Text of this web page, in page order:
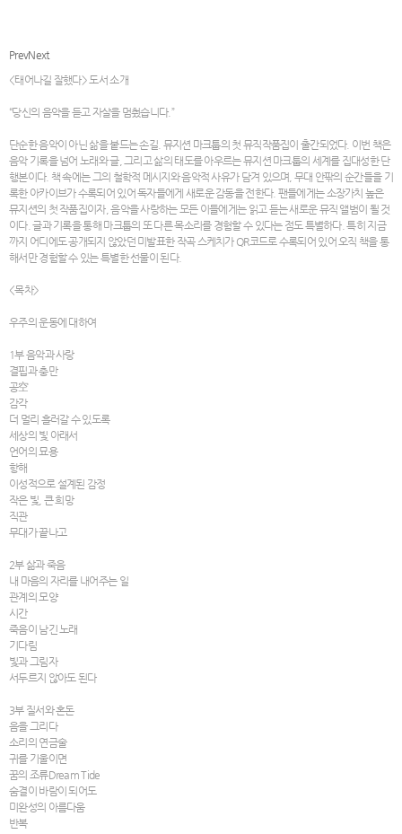
PrevNext
<태어나길 잘했다> 도서 소개
“당신의 음악을 듣고 자살을 멈췄습니다.”
단순한 음악이 아닌 삶을 붙드는 손길. 뮤지션 마크툽의 첫 뮤직작품집이 출간되었다. 이번 책은
음악 기록을 넘어 노래와 글, 그리고 삶의 태도를 아우르는 뮤지션 마크툽의 세계를 집대성한 단
행본이다. 책 속에는 그의 철학적 메시지와 음악적 사유가 담겨 있으며, 무대 안팎의 순간들을 기
록한 아카이브가 수록되어 있어 독자들에게 새로운 감동을 전한다. 팬들에게는 소장가치 높은
뮤지션의 첫 작품집이자, 음악을 사랑하는 모든 이들에게는 읽고 듣는 새로운 뮤직 앨범이 될 것
이다. 글과 기록을 통해 마크툽의 또 다른 목소리를 경험할 수 있다는 점도 특별하다. 특히 지금
까지 어디에도 공개되지 않았던 미발표한 작곡 스케치가 QR코드로 수록되어 있어 오직 책을 통
해서만 경험할 수 있는 특별한 선물이 된다.
<목차>
우주의 운동에 대하여
1부 음악과 사랑
결핍과 충만
공空
감각
더 멀리 흘러갈 수 있도록
세상의 빛 아래서
언어의 묘용
항해
이성적으로 설계된 감정
작은 빛, 큰 희망
직관
무대가 끝나고
2부 삶과 죽음
내 마음의 자리를 내어주는 일
관계의 모양
시간
죽음이 남긴 노래
기다림
빛과 그림자
서두르지 않아도 된다
3부 질서와 혼돈
음을 그리다
소리의 연금술
귀를 기울이면
꿈의 조류Dream Tide
숨결이 바람이 되어도
미완성의 아름다움
반복